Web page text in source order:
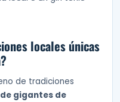
locales únicas
de tradiciones
gigantes de